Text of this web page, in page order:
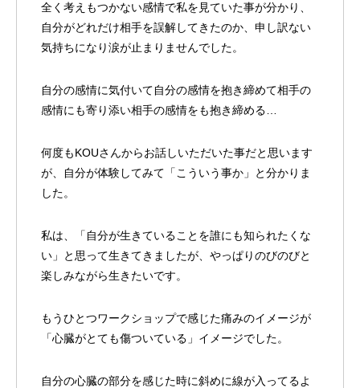
全く考えもつかない感情で私を見ていた事が分かり、
自分がどれだけ相手を誤解してきたのか、申し訳ない
気持ちになり涙が止まりませんでした。
自分の感情に気付いて自分の感情を抱き締めて相手の
感情にも寄り添い相手の感情をも抱き締める…
何度もKOUさんからお話しいただいた事だと思います
が、自分が体験してみて「こういう事か」と分かりま
した。
私は、「自分が生きていることを誰にも知られたくな
い」と思って生きてきましたが、やっぱりのびのびと
楽しみながら生きたいです。
もうひとつワークショップで感じた痛みのイメージが
「心臓がとても傷ついている」イメージでした。
自分の心臓の部分を感じた時に斜めに線が入ってるよ